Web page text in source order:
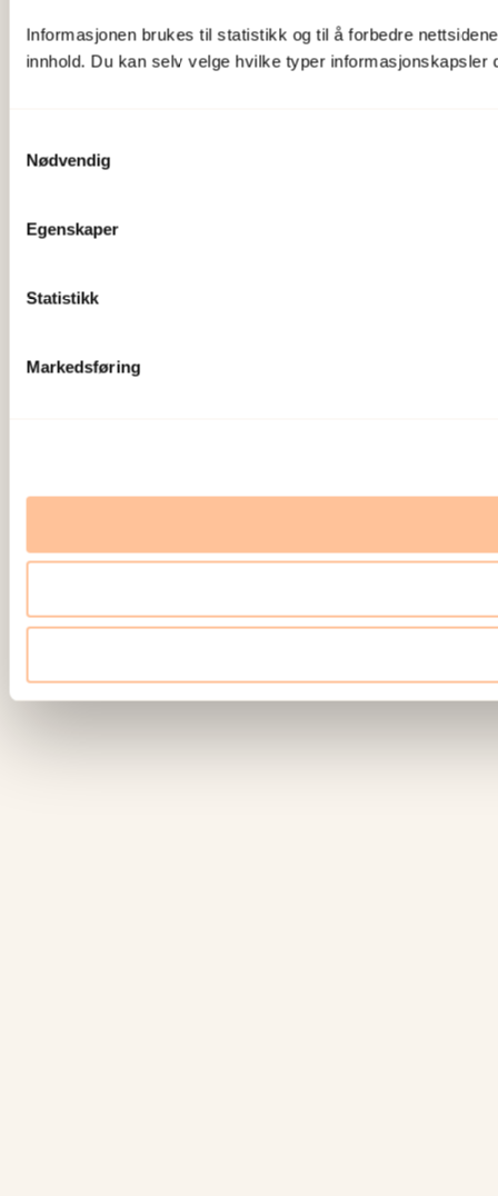
Informasjonen brukes til statistikk og til å forbedre
innhold. Du kan selv velge hvilke typer informasjonskapsler
Nødvendig
Egenskaper
Statistikk
Markedsføring